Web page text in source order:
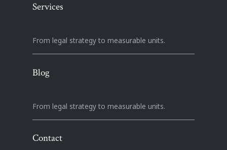
Services
From legal strategy to measurable units.
Blog
From legal strategy to measurable units.
Contact